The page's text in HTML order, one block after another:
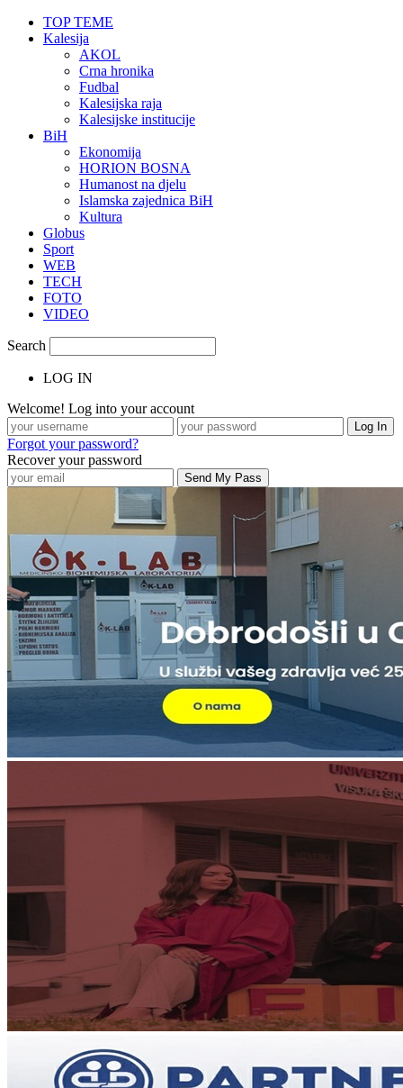
TOP TEME
Kalesija
AKOL
Crna hronika
Fudbal
Kalesijska raja
Kalesijske institucije
BiH
Ekonomija
HORION BOSNA
Humanost na djelu
Islamska zajednica BiH
Kultura
Globus
Sport
WEB
TECH
FOTO
VIDEO
Search
LOG IN
Welcome! Log into your account
Forgot your password?
Recover your password